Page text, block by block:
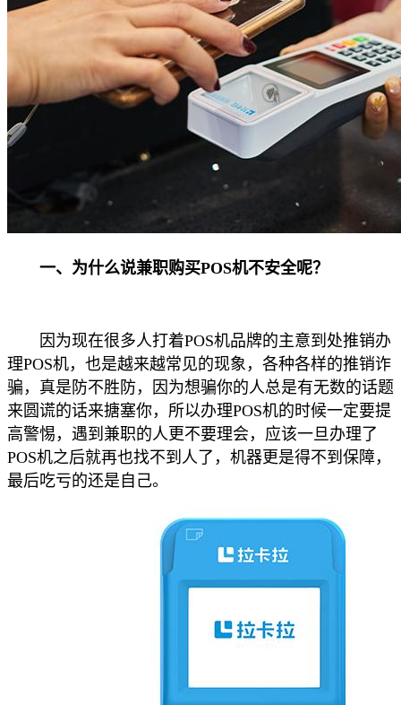
一、为什么说兼职购买POS机不安全呢？
因为现在很多人打着POS机品牌的主意到处推销办
理POS机，也是越来越常见的现象，各种各样的推销诈
骗，真是防不胜防，因为想骗你的人总是有无数的话题
来圆谎的话来搪塞你，所以办理POS机的时候一定要提
高警惕，遇到兼职的人更不要理会，应该一旦办理了
POS机之后就再也找不到人了，机器更是得不到保障，
最后吃亏的还是自己。